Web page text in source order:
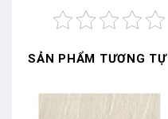
SẢN PHẨM TƯƠNG TỰ